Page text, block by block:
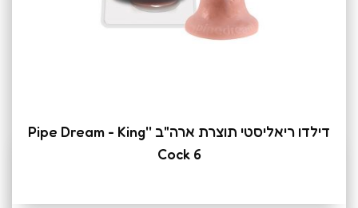
דילדו ריאליסטי תוצרת ארה"ב ''Pipe Dream - King
Cock 6